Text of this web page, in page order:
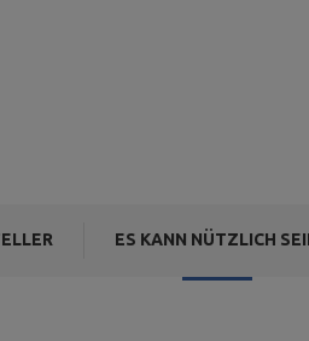
ES KANN NÜTZLICH